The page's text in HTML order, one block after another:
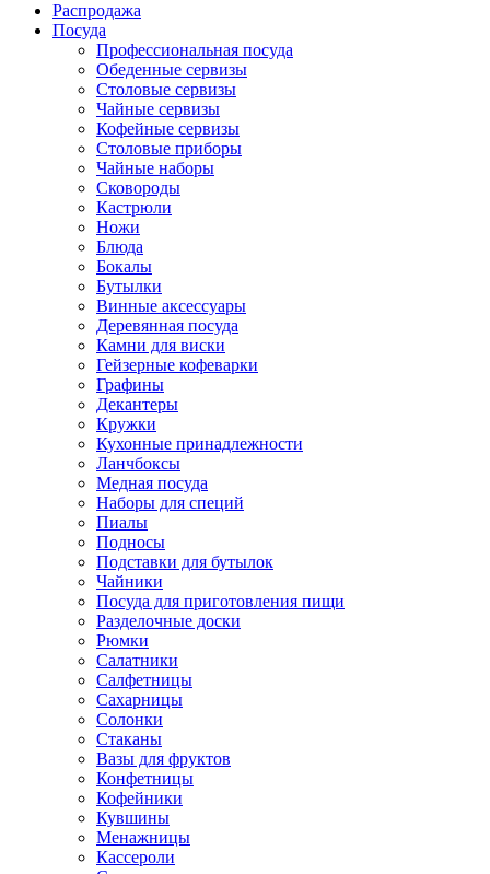
Распродажа
Посуда
Профессиональная посуда
Обеденные сервизы
Столовые сервизы
Чайные сервизы
Кофейные сервизы
Столовые приборы
Чайные наборы
Сковороды
Кастрюли
Ножи
Блюда
Бокалы
Бутылки
Винные аксессуары
Деревянная посуда
Камни для виски
Гейзерные кофеварки
Графины
Декантеры
Кружки
Кухонные принадлежности
Ланчбоксы
Медная посуда
Наборы для специй
Пиалы
Подносы
Подставки для бутылок
Чайники
Посуда для приготовления пищи
Разделочные доски
Рюмки
Салатники
Салфетницы
Сахарницы
Солонки
Стаканы
Вазы для фруктов
Конфетницы
Кофейники
Кувшины
Менажницы
Кассероли